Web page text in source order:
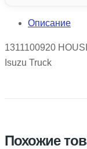
Описание
1311100920
Isuzu Truck
Похожие